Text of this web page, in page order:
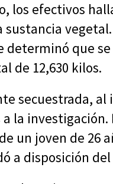
los efectivos
determinó que
de 12,630 kilos.
secuestrada,
la investigación.
un joven de 26
a disposición